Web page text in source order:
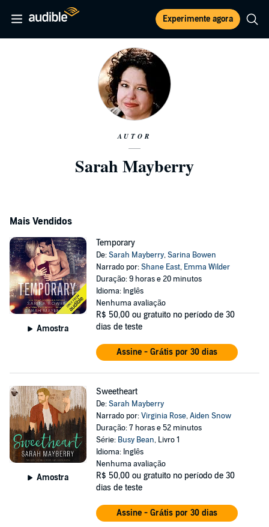
Experimente agora
AUTOR
Sarah Mayberry
Mais Vendidos
Amostra
Temporary
De:Sarah Mayberry,Sarina Bowen
Narrado por:Shane East, Emma Wilder
Duração: 9 horas e 20 minutos
Idioma: Inglês
Nenhuma avaliação
R$ 50,00 ou gratuito no período de 30
dias de teste
Assine - Grátis por 30 dias
Amostra
Sweetheart
De:Sarah Mayberry
Narrado por:Virginia Rose,Aiden Snow
Duração: 7 horas e 52 minutos
Série: Busy Bean, Livro 1
Idioma: Inglês
Nenhuma avaliação
R$ 50,00 ou gratuito no período de 30
dias de teste
Assine - Grátis por 30 dias